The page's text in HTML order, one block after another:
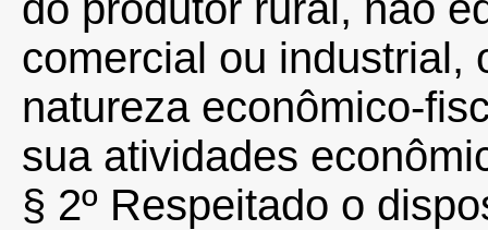
comercial ou industrial,
natureza econômico-
sua atividades
§ 2º Respeitado o